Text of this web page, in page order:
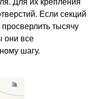
Для их крепления
Если секций
тысячу
они все
шагу.